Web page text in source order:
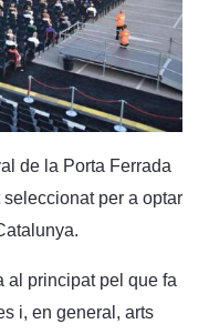
de la Porta Ferrada
per a optar
al principat pel que fa
i, en general, arts